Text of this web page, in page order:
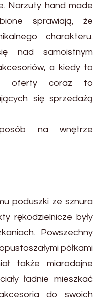
Narzuty hand made
sprawiają, że
charakteru.
nad samoistnym
a kiedy to
z oferty coraz to
się sprzedażą
na wnętrze
poduszki ze sznura
rękodzielnicze były
Powszechny
półkami
także miarodajne
ładnie mieszkać
do swoich